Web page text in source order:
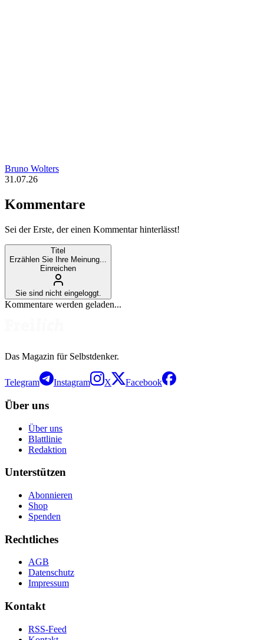
Bruno Wolters
31.07.26
Kommentare
Sei der Erste, der einen Kommentar hinterlässt!
Titel
Erzählen Sie Ihre Meinung...
Einreichen
Sie sind nicht eingeloggt.
Kommentare werden geladen...
Das Magazin für Selbstdenker.
Telegram Instagram X Facebook
Über uns
Über uns
Blattlinie
Redaktion
Unterstützen
Abonnieren
Shop
Spenden
Rechtliches
AGB
Datenschutz
Impressum
Kontakt
RSS-Feed